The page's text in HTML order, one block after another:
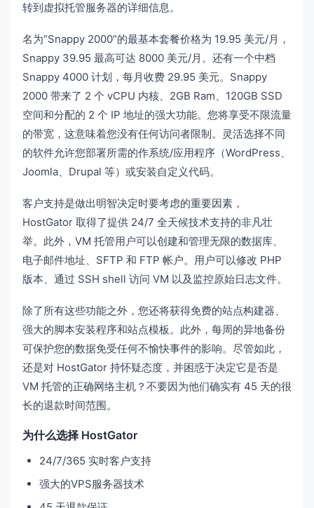
转到虚拟托管服务器的详细信息。
名为“Snappy 2000”的最基本套餐价格为 19.95 美元/月，
Snappy 39.95 最高可达 8000 美元/月。还有一个中档
Snappy 4000 计划，每月收费 29.95 美元。Snappy
2000 带来了 2 个 vCPU 内核、2GB Ram、120GB SSD
空间和分配的 2 个 IP 地址的强大功能。您将享受不限流量
的带宽，这意味着您没有任何访问者限制。灵活选择不同
的软件允许您部署所需的作系统/应用程序（WordPress、
Joomla、Drupal 等）或安装自定义代码。
客户支持是做出明智决定时要考虑的重要因素，
HostGator 取得了提供 24/7 全天候技术支持的非凡壮
举。此外，VM 托管用户可以创建和管理无限的数据库、
电子邮件地址、SFTP 和 FTP 帐户。用户可以修改 PHP
版本、通过 SSH shell 访问 VM 以及监控原始日志文件。
除了所有这些功能之外，您还将获得免费的站点构建器、
强大的脚本安装程序和站点模板。此外，每周的异地备份
可保护您的数据免受任何不愉快事件的影响。尽管如此，
还是对 HostGator 持怀疑态度，并困惑于决定它是否是
VM 托管的正确网络主机？不要因为他们确实有 45 天的很
长的退款时间范围。
为什么选择 HostGator
24/7/365 实时客户支持
强大的VPS服务器技术